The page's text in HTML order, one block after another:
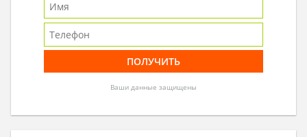
Ваши данные защищены